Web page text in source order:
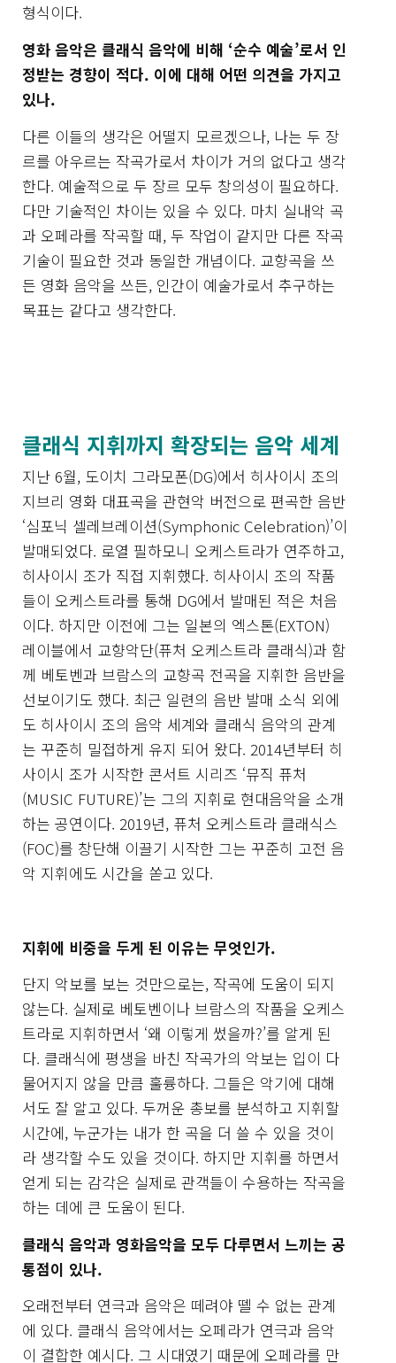
형식이다.
영화 음악은 클래식 음악에 비해 ‘순수 예술’로서 인
정받는 경향이 적다. 이에 대해 어떤 의견을 가지고
있나.
다른 이들의 생각은 어떨지 모르겠으나, 나는 두 장
르를 아우르는 작곡가로서 차이가 거의 없다고 생각
한다. 예술적으로 두 장르 모두 창의성이 필요하다.
다만 기술적인 차이는 있을 수 있다. 마치 실내악 곡
과 오페라를 작곡할 때, 두 작업이 같지만 다른 작곡
기술이 필요한 것과 동일한 개념이다. 교향곡을 쓰
든 영화 음악을 쓰든, 인간이 예술가로서 추구하는
목표는 같다고 생각한다.
클래식 지휘까지 확장되는 음악 세계
지난 6월, 도이치 그라모폰(DG)에서 히사이시 조의
지브리 영화 대표곡을 관현악 버전으로 편곡한 음반
‘심포닉 셀레브레이션(Symphonic Celebration)’이
발매되었다. 로열 필하모니 오케스트라가 연주하고,
히사이시 조가 직접 지휘했다. 히사이시 조의 작품
들이 오케스트라를 통해 DG에서 발매된 적은 처음
이다. 하지만 이전에 그는 일본의 엑스톤(EXTON)
레이블에서 교향악단(퓨처 오케스트라 클래식)과 함
께 베토벤과 브람스의 교향곡 전곡을 지휘한 음반을
선보이기도 했다. 최근 일련의 음반 발매 소식 외에
도 히사이시 조의 음악 세계와 클래식 음악의 관계
는 꾸준히 밀접하게 유지 되어 왔다. 2014년부터 히
사이시 조가 시작한 콘서트 시리즈 ‘뮤직 퓨처
(MUSIC FUTURE)’는 그의 지휘로 현대음악을 소개
하는 공연이다. 2019년, 퓨처 오케스트라 클래식스
(FOC)를 창단해 이끌기 시작한 그는 꾸준히 고전 음
악 지휘에도 시간을 쏟고 있다.
지휘에 비중을 두게 된 이유는 무엇인가.
단지 악보를 보는 것만으로는, 작곡에 도움이 되지
않는다. 실제로 베토벤이나 브람스의 작품을 오케스
트라로 지휘하면서 ‘왜 이렇게 썼을까?’를 알게 된
다. 클래식에 평생을 바친 작곡가의 악보는 입이 다
물어지지 않을 만큼 훌륭하다. 그들은 악기에 대해
서도 잘 알고 있다. 두꺼운 총보를 분석하고 지휘할
시간에, 누군가는 내가 한 곡을 더 쓸 수 있을 것이
라 생각할 수도 있을 것이다. 하지만 지휘를 하면서
얻게 되는 감각은 실제로 관객들이 수용하는 작곡을
하는 데에 큰 도움이 된다.
클래식 음악과 영화음악을 모두 다루면서 느끼는 공
통점이 있나.
오래전부터 연극과 음악은 떼려야 뗄 수 없는 관계
에 있다. 클래식 음악에서는 오페라가 연극과 음악
이 결합한 예시다. 그 시대였기 때문에 오페라를 만